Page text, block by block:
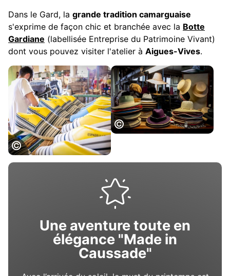
Dans le Gard, la grande tradition camarguaise
s'exprime de façon chic et branchée avec la Botte
Gardiane (labellisée Entreprise du Patrimoine Vivant)
dont vous pouvez visiter l'atelier à Aigues-Vives.
Espadrilles
Une aventure toute en
élégance "Made in
Caussade"